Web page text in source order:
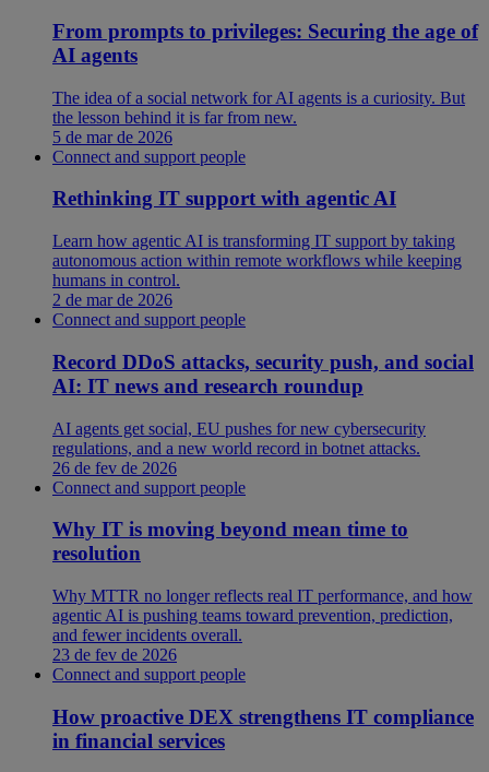
From prompts to privileges: Securing the age of
AI agents
The idea of a social network for AI agents is a curiosity. But
the lesson behind it is far from new.
5 de mar de 2026
Connect and support people
Rethinking IT support with agentic AI
Learn how agentic AI is transforming IT support by taking
autonomous action within remote workflows while keeping
humans in control.
2 de mar de 2026
Connect and support people
Record DDoS attacks, security push, and social
AI: IT news and research roundup
AI agents get social, EU pushes for new cybersecurity
regulations, and a new world record in botnet attacks.
26 de fev de 2026
Connect and support people
Why IT is moving beyond mean time to
resolution
Why MTTR no longer reflects real IT performance, and how
agentic AI is pushing teams toward prevention, prediction,
and fewer incidents overall.
23 de fev de 2026
Connect and support people
How proactive DEX strengthens IT compliance
in financial services